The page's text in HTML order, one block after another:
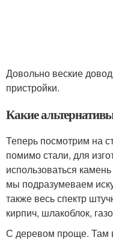
Довольно веские
пристройки.
Какие
Теперь посмотрим на
помимо стали, для
использоваться
мы подразумеваем
также весь спектр
кирпич, шлакоблок,
С деревом проще. Там